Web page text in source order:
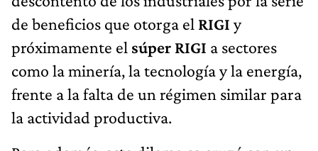
de beneficios que otorga el RIGI y
próximamente el súper RIGI a sectores
como la minería, la tecnología y la energía,
frente a la falta de un régimen similar para
la actividad productiva.